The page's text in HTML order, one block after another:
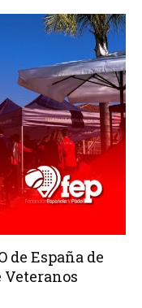
de España de